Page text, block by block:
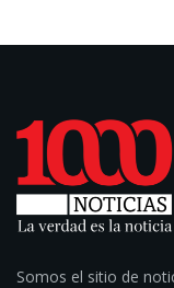
Somos el sitio de